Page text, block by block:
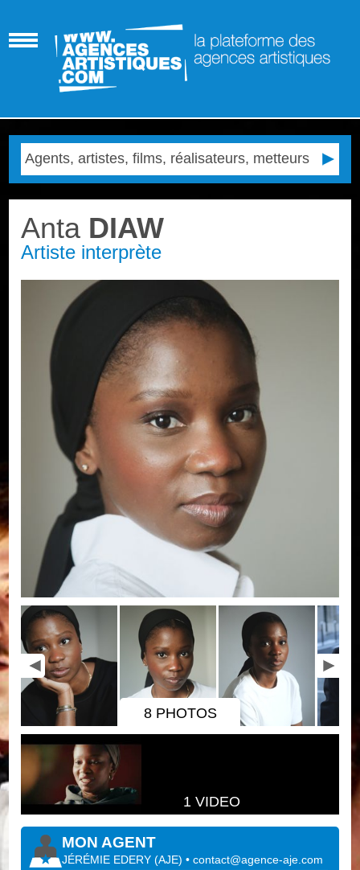
Anta DIAW
Artiste interprète
8 PHOTOS
1 VIDEO
MON AGENT
JÉRÉMIE EDERY (AJE)•contact@agence-aje.com